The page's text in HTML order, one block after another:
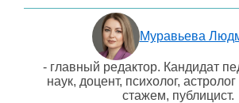
Муравьева
- главный редактор. Кандидат
наук, доцент, психолог,
стажем, публицист.